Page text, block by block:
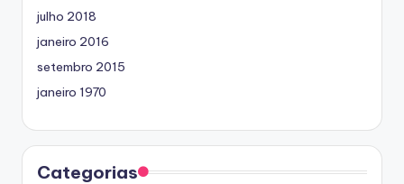
julho 2018
janeiro 2016
setembro 2015
janeiro 1970
Categorias